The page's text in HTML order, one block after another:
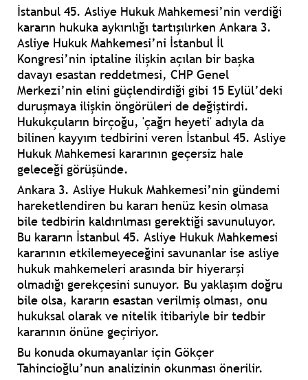
İstanbul 45. Asliye Hukuk Mahkemesi’nin verdiği
kararın hukuka aykırılığı tartışılırken Ankara 3.
Asliye Hukuk Mahkemesi’ni İstanbul İl
Kongresi’nin iptaline ilişkin açılan bir başka
davayı esastan reddetmesi, CHP Genel
Merkezi’nin elini güçlendirdiği gibi 15 Eylül’deki
duruşmaya ilişkin öngörüleri de değiştirdi.
Hukukçuların birçoğu, 'çağrı heyeti' adıyla da
bilinen kayyım tedbirini veren İstanbul 45. Asliye
Hukuk Mahkemesi kararının geçersiz hale
geleceği görüşünde.
Ankara 3. Asliye Hukuk Mahkemesi’nin gündemi
hareketlendiren bu kararı henüz kesin olmasa
bile tedbirin kaldırılması gerektiği savunuluyor.
Bu kararın İstanbul 45. Asliye Hukuk Mahkemesi
kararının etkilemeyeceğini savunanlar ise asliye
hukuk mahkemeleri arasında bir hiyerarşi
olmadığı gerekçesini sunuyor. Bu yaklaşım doğru
bile olsa, kararın esastan verilmiş olması, onu
hukuksal olarak ve nitelik itibariyle bir tedbir
kararının önüne geçiriyor.
Bu konuda okumayanlar için Gökçer
Tahincioğlu’nun analizinin okunması önerilir.